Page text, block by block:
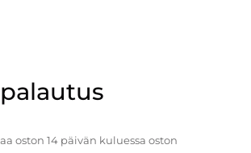
oston 14 päivän kuluessa oston